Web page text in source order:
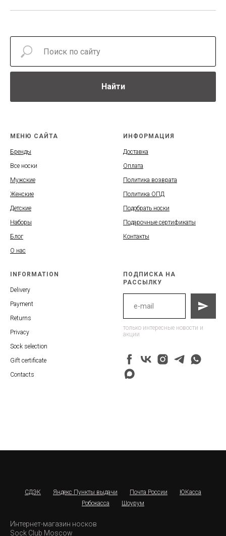
Найти
МЕНЮ САЙТА
Бренды
Все носки
Мужские
Женские
Детские
Наборы
Блог
О нас
ИНФОРМАЦИЯ
Доставка
Оплата
Политика возврата
Политика ОПД
Подобрать носки
Подарочные сертификаты
Контакты
INFORMATION
Delivery
Payment
Returns
Privacy
Sock selection
Gift certificate
Contacts
ПОДПИСКА НА
РАССЫЛКУ
только интересные новости и
акции
СДЭК Яндекс Пункты выдачи Почта России
ЮКасса
Робокасса
Шоурум
Интернет-магазин носков
Sock Club Moscow